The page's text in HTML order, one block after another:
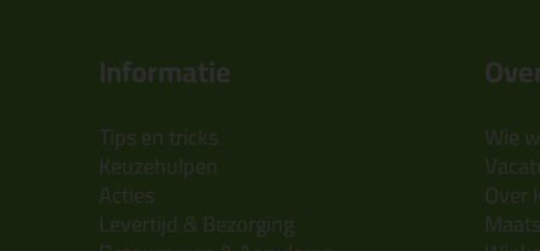
Informatie
Tips en tricks
Keuzehulpen
Acties
Levertijd & Bezorging
Wie
Over